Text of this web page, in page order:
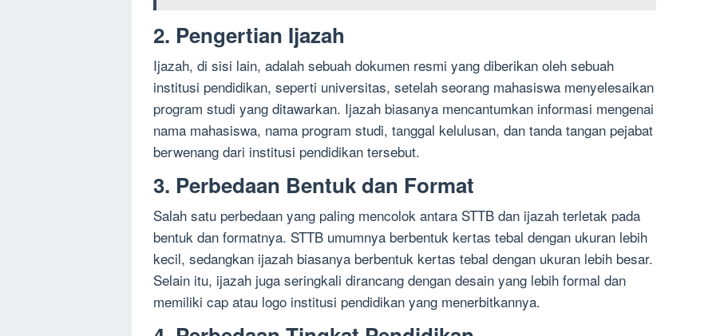
2. Pengertian Ijazah
Ijazah, di sisi lain, adalah sebuah dokumen resmi yang diberikan oleh sebuah
institusi pendidikan, seperti universitas, setelah seorang mahasiswa menyelesaikan
program studi yang ditawarkan. Ijazah biasanya mencantumkan informasi mengenai
nama mahasiswa, nama program studi, tanggal kelulusan, dan tanda tangan pejabat
berwenang dari institusi pendidikan tersebut.
3. Perbedaan Bentuk dan Format
Salah satu perbedaan yang paling mencolok antara STTB dan ijazah terletak pada
bentuk dan formatnya. STTB umumnya berbentuk kertas tebal dengan ukuran lebih
kecil, sedangkan ijazah biasanya berbentuk kertas tebal dengan ukuran lebih besar.
Selain itu, ijazah juga seringkali dirancang dengan desain yang lebih formal dan
memiliki cap atau logo institusi pendidikan yang menerbitkannya.